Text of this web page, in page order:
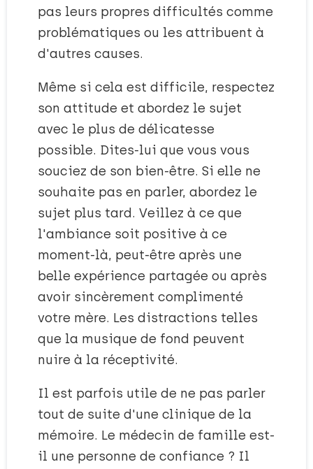
pas leurs propres difficultés comme
problématiques ou les attribuent à
d'autres causes.
Même si cela est difficile, respectez
son attitude et abordez le sujet
avec le plus de délicatesse
possible. Dites-lui que vous vous
souciez de son bien-être. Si elle ne
souhaite pas en parler, abordez le
sujet plus tard. Veillez à ce que
l'ambiance soit positive à ce
moment-là, peut-être après une
belle expérience partagée ou après
avoir sincèrement complimenté
votre mère. Les distractions telles
que la musique de fond peuvent
nuire à la réceptivité.
Il est parfois utile de ne pas parler
tout de suite d'une clinique de la
mémoire. Le médecin de famille est-
il une personne de confiance ? Il